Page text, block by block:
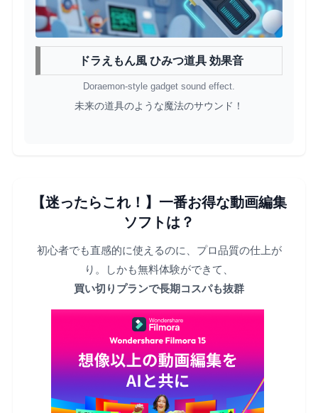
ドラえもん風 ひみつ道具 効果音
Doraemon-style gadget sound effect.
未来の道具のような魔法のサウンド！
【迷ったらこれ！】一番お得な動画編集
ソフトは？
初心者でも直感的に使えるのに、プロ品質の仕上が
り。しかも無料体験ができて、
買い切りプランで長期コスパも抜群